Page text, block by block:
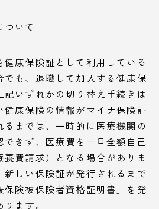
ついて
康保険証として利用している
でも、退職して加入する健康保
いずれかの切り替え手続きは
康保険の情報がマイナ保険証
までは、一時的に医療機関の
できず、医療費を一旦全額自己
費請求）となる場合がありま
しい保険証が発行されるまで
保険被保険者資格証明書」を発
ます。